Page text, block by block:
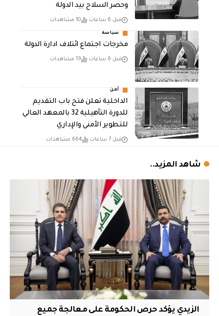
وحصر السلاح بيد الدولة
قبل 6 ساعات 10 مشاهدات
سياسة
مخرجات اجتماع ائتلاف ادارة الدولة
قبل 6 ساعات 19 مشاهدات
أمن
الداخلية تعلن فتح باب التقديم
للدورة التأهيلية 32 بالمعهد العالي
للتطوير الأمني والإداري
قبل 7 ساعات 664 مشاهدات
شاهد المزيد..
الزيدي يؤكد حرص الحكومة على معالجة جميع